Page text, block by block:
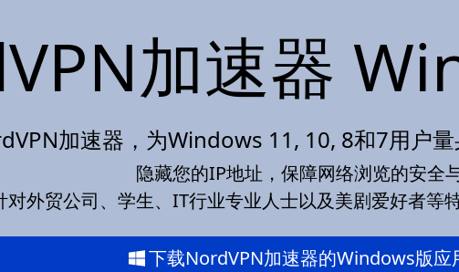
加速器
加速器，为Windows 11, 10, 8和7用户
隐藏您的IP地址，保障网络浏览的安全
对外贸公司、学生、IT行业专业人士以及美剧爱好者等
下载NordVPN加速器的Windows版应